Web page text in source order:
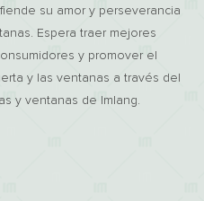
su amor y perseverancia
Espera traer mejores
y promover el
y las ventanas a través del
y ventanas de Imlang.